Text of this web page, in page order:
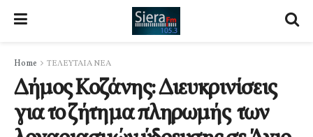
Home ΤΕΛΕΥΤΑΙΑ ΝΕΑ
Δήμος Κοζάνης: Διευκρινίσεις
για το ζήτημα πληρωμής των